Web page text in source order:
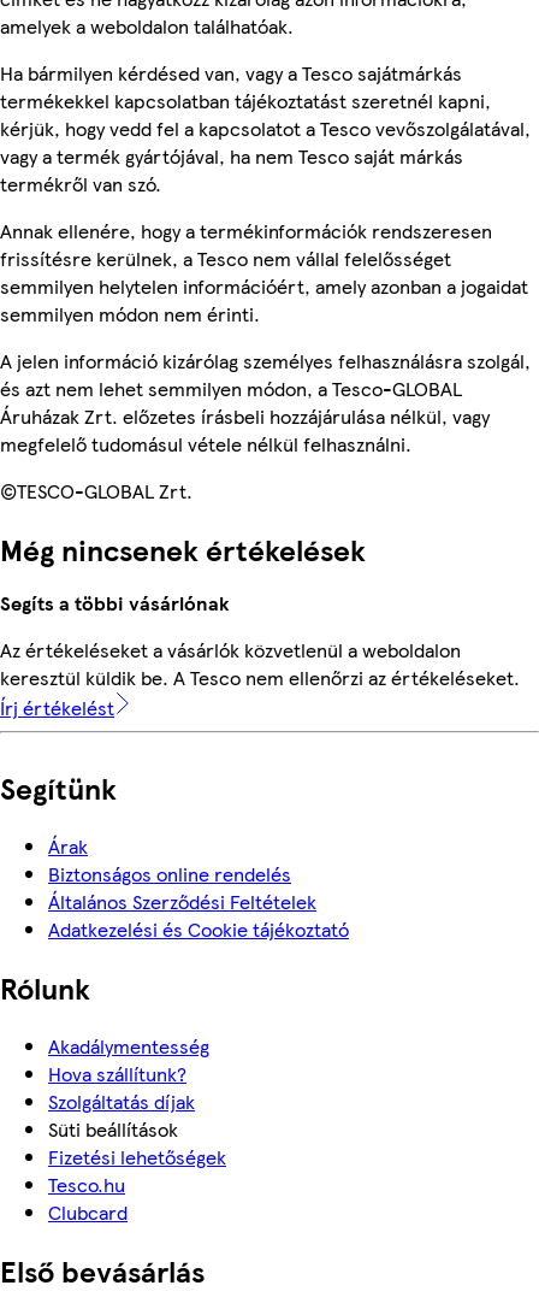
amelyek a weboldalon találhatóak.
Ha bármilyen kérdésed van, vagy a Tesco sajátmárkás
termékekkel kapcsolatban tájékoztatást szeretnél kapni,
kérjük, hogy vedd fel a kapcsolatot a Tesco vevőszolgálatával,
vagy a termék gyártójával, ha nem Tesco saját márkás
termékről van szó.
Annak ellenére, hogy a termékinformációk rendszeresen
frissítésre kerülnek, a Tesco nem vállal felelősséget
semmilyen helytelen információért, amely azonban a jogaidat
semmilyen módon nem érinti.
A jelen információ kizárólag személyes felhasználásra szolgál,
és azt nem lehet semmilyen módon, a Tesco-GLOBAL
Áruházak Zrt. előzetes írásbeli hozzájárulása nélkül, vagy
megfelelő tudomásul vétele nélkül felhasználni.
©TESCO-GLOBAL Zrt.
Még nincsenek értékelések
Segíts a többi vásárlónak
Az értékeléseket a vásárlók közvetlenül a weboldalon
keresztül küldik be. A Tesco nem ellenőrzi az értékeléseket.
Írj értékelést
Segítünk
Árak
Biztonságos online rendelés
Általános Szerződési Feltételek
Adatkezelési és Cookie tájékoztató
Rólunk
Akadálymentesség
Hova szállítunk?
Szolgáltatás díjak
Süti beállítások
Fizetési lehetőségek
Tesco.hu
Clubcard
Első bevásárlás